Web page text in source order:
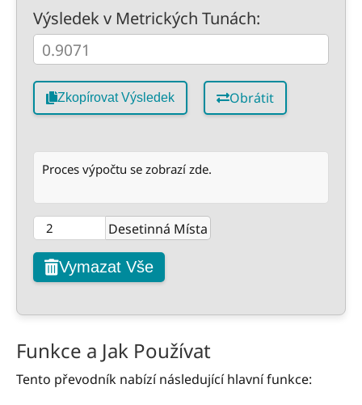
Výsledek v Metrických Tunách:
Zkopírovat Výsledek Obrátit
Proces výpočtu se zobrazí zde.
Desetinná Místa
Vymazat Vše
Funkce a Jak Používat
Tento převodník nabízí následující hlavní funkce: